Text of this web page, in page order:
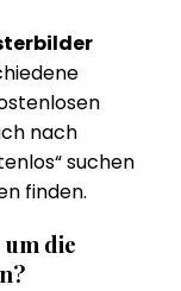
nach
suchen
finden.
die